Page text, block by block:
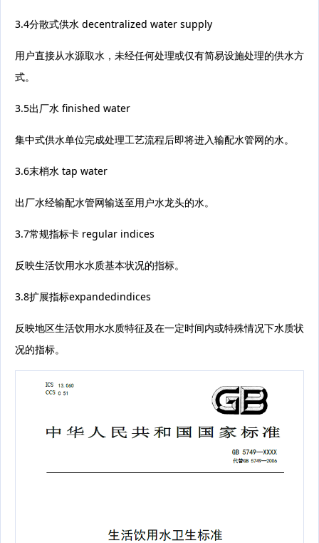
3.4分散式供水 decentralized water supply
用户直接从水源取水，未经任何处理或仅有简易设施处理的供水方
式。
3.5出厂水 finished water
集中式供水单位完成处理工艺流程后即将进入输配水管网的水。
3.6末梢水 tap water
出厂水经输配水管网输送至用户水龙头的水。
3.7常规指标卡 regular indices
反映生活饮用水水质基本状况的指标。
3.8扩展指标expandedindices
反映地区生活饮用水水质特征及在一定时间内或特殊情况下水质状
况的指标。